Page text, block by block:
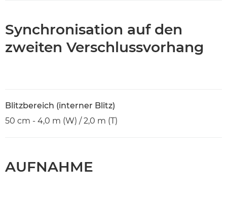
Synchronisation auf den
zweiten Verschlussvorhang
Blitzbereich (interner Blitz)
50 cm - 4,0 m (W) / 2,0 m (T)
AUFNAHME